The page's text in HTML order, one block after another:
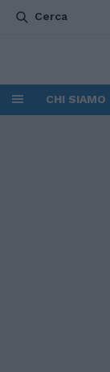
Cerca
CHI SIAMO